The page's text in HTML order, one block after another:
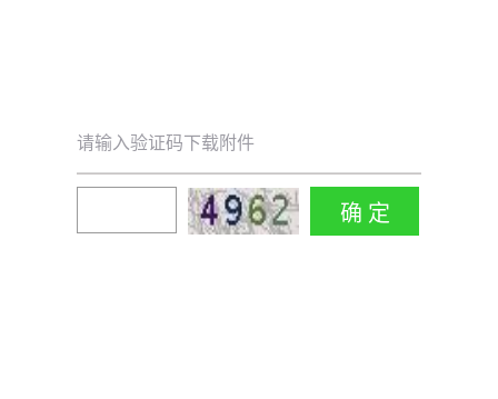
请输入验证码下载附件